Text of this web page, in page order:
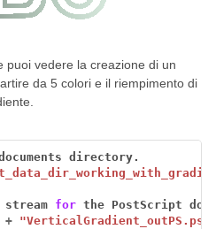
puoi vedere la creazione di un
da 5 colori e il riempimento di
directory.
stream for the PostScript
+ "VerticalGradient_outPS.ps"